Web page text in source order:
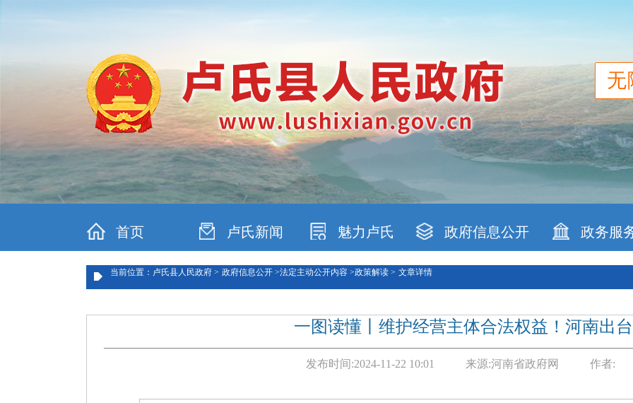
无
首页 卢氏新闻 魅力卢氏 政府信息公开 政务服
当前位置：卢氏县人民政府 > 政府信息公开 >法定主动公开内容 >政策解读 > 文章详情
一图读懂丨维护经营主体合法权益！河南出
发布时间:2024-11-22 10:01 来源:河南省政府网 作者: